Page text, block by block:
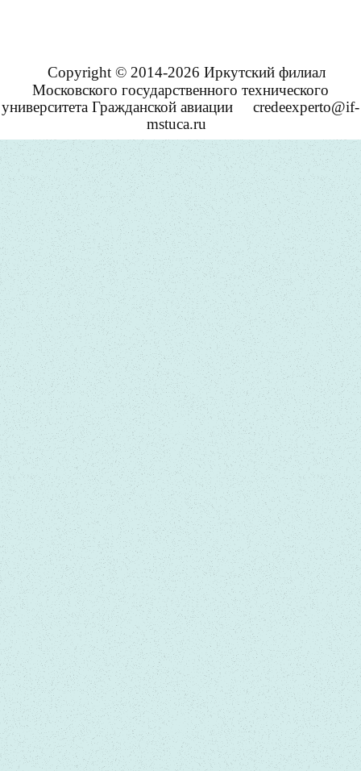
Copyright © 2014-2026 Иркутский филиал
Московского государственного технического
университета Гражданской авиации
credeexperto@if-
mstuca.ru